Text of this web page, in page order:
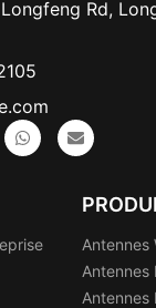
Rd,
Antennes
Antennes
Antennes